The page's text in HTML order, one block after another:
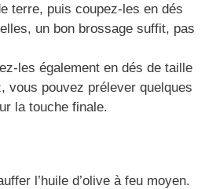
terre, puis coupez-les en dés
un bon brossage suffit, pas
les également en dés de taille
vous pouvez prélever quelques
la touche finale.
l’huile d’olive à feu moyen.